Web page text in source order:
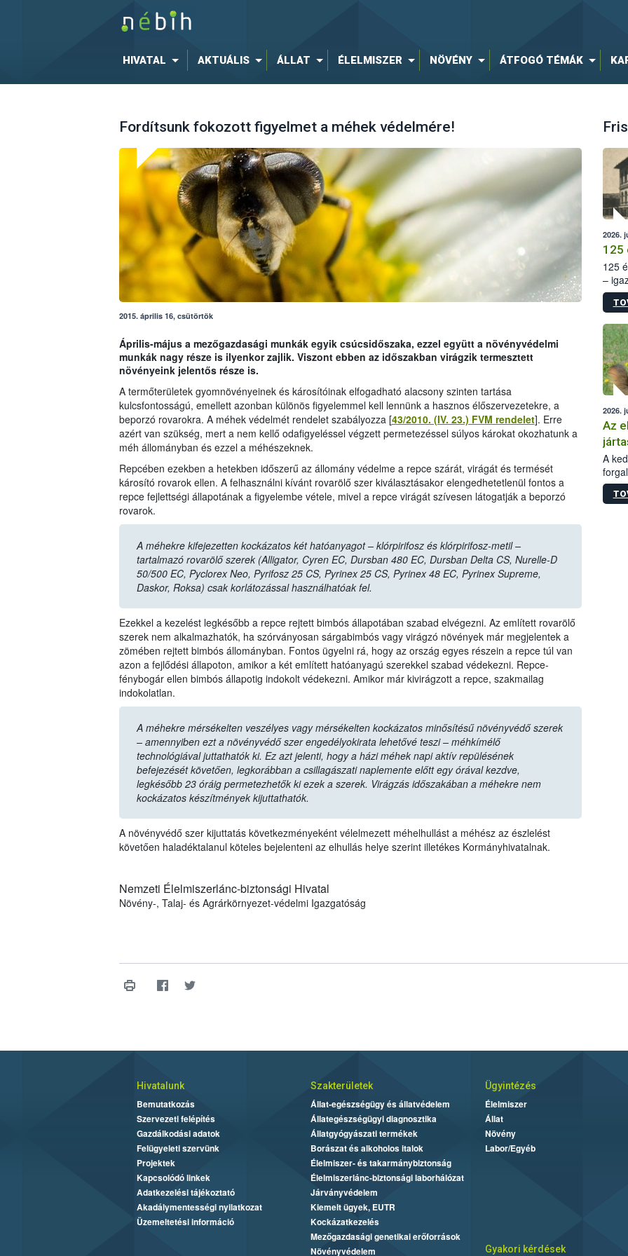
HIVATAL AKTUÁLIS ÁLLAT ÉLELMISZER NÖVÉNY ÁTFOGÓ TÉMÁK
Fordítsunk fokozott figyelmet a méhek védelmére!
2015. április 16, csütörtök
Április-május a mezőgazdasági munkák egyik csúcsidőszaka, ezzel együtt a növényvédelmi
munkák nagy része is ilyenkor zajlik. Viszont ebben az időszakban virágzik termesztett
növényeink jelentős része is.
A termőterületek gyomnövényeinek és károsítóinak elfogadható alacsony szinten tartása
kulcsfontosságú, emellett azonban különös figyelemmel kell lennünk a hasznos élőszervezetekre, a
beporzó rovarokra. A méhek védelmét rendelet szabályozza [43/2010. (IV. 23.) FVM rendelet]. Erre
azért van szükség, mert a nem kellő odafigyeléssel végzett permetezéssel súlyos károkat okozhatunk a
méh állományban és ezzel a méhészeknek.
Repcében ezekben a hetekben időszerű az állomány védelme a repce szárát, virágát és termését
károsító rovarok ellen. A felhasználni kívánt rovarölő szer kiválasztásakor elengedhetetlenül fontos a
repce fejlettségi állapotának a figyelembe vétele, mivel a repce virágát szívesen látogatják a beporzó
rovarok.
A méhekre kifejezetten kockázatos két hatóanyagot – klórpirifoszés klórpirifosz-metil–
tartalmazó rovarölő szerek (Alligator, Cyren EC, Dursban 480 EC, Dursban Delta CS, Nurelle-D
50/500 EC, Pyclorex Neo, Pyrifosz 25 CS, Pyrinex 25 CS, Pyrinex 48 EC, Pyrinex Supreme,
Daskor, Roksa) csak korlátozással használhatóak fel.
Ezekkel a kezelést legkésőbb a repce rejtett bimbós állapotában szabad elvégezni. Az említett rovarölő
szerek nem alkalmazhatók, ha szórványosan sárgabimbós vagy virágzó növények már megjelentek a
zömében rejtett bimbós állományban. Fontos ügyelni rá, hogy az ország egyes részein a repce túl van
azon a fejlődési állapoton, amikor a két említett hatóanyagú szerekkel szabad védekezni. Repce-
fénybogár ellen bimbós állapotig indokolt védekezni. Amikor már kivirágzott a repce, szakmailag
indokolatlan.
A méhekre mérsékelten veszélyes vagy mérsékelten kockázatos minősítésű növényvédő szerek
– amennyiben ezt a növényvédő szer engedélyokirata lehetővé teszi – méhkímélő
technológiával juttathatók ki. Ez azt jelenti, hogy a házi méhek napi aktív repülésének
befejezését követően, legkorábban a csillagászati naplemente előtt egy órával kezdve,
legkésőbb 23 óráig permetezhetők ki ezek a szerek. Virágzás időszakában a méhekre nem
kockázatos készítmények kijuttathatók.
A növényvédő szer kijuttatás következményeként vélelmezett méhelhullást a méhész az észlelést
követően haladéktalanul köteles bejelenteni az elhullás helye szerint illetékes Kormányhivatalnak.
Nemzeti Élelmiszerlánc-biztonsági Hivatal
Növény-, Talaj- és Agrárkörnyezet-védelmi Igazgatóság
2026.
125
125
–
15.
2026.
Az
A
Hivatalunk
Bemutatkozás
Szervezeti felépítés
Gazdálkodási adatok
Felügyeleti szervünk
Projektek
Kapcsolódó linkek
Adatkezelési tájékoztató
Akadálymentességi nyilatkozat
Üzemeltetési információ
Szakterületek
Állat-egészségügy és állatvédelem
Állategészségügyi diagnosztika
Állatgyógyászati termékek
Borászat és alkoholos italok
Élelmiszer- és takarmánybiztonság
Élelmiszerlánc-biztonsági laborhálózat
Járványvédelem
Kiemelt ügyek, EUTR
Kockázatkezelés
Mezőgazdasági genetikai erőforrások
Növényvédelem
Ügyintézés
Élelmiszer
Állat
Növény
Labor/Egyéb
Gyakori kérdések